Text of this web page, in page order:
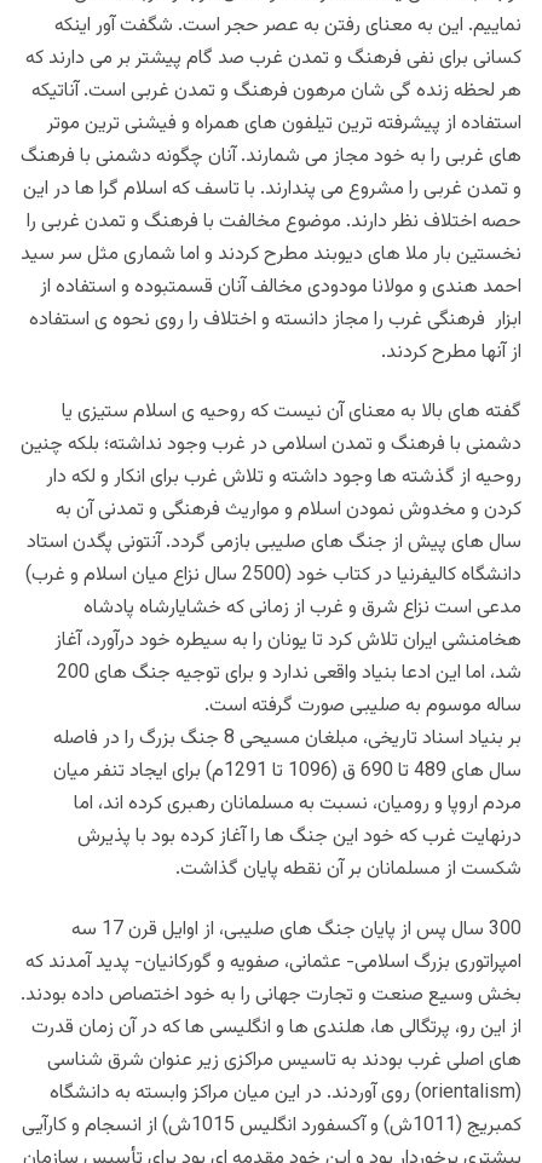
نماییم. این به معنای رفتن به عصر حجر است. شگفت آور اینکه
کسانی برای نفی فرهنگ و تمدن غرب صد گام پیشتر بر می دارند که
هر لحظه زنده گی شان مرهون فرهنگ و تمدن غربی است. آناتیکه
استفاده از پیشرفته ترین تیلفون های همراه و فیشنی ترین موتر
های غربی را به خود مجاز می شمارند. آنان چگونه دشمنی با فرهنگ
و تمدن غربی را مشروع می پندارند. با تاسف که اسلام گرا ها در این
حصه اختلاف نظر دارند. موضوع مخالفت با فرهنگ و تمدن غربی را
نخستین بار ملا های دیوبند مطرح کردند و اما شماری مثل سر سید
احمد هندی و مولانا مودودی مخالف آنان قسمتبوده و استفاده از
ابزار فرهنگی غرب را مجاز دانسته و اختلاف را روی نحوه ی استفاده
از آنها مطرح کردند‌.
گفته های بالا به معنای آن نیست که روحیه ی اسلام ستیزی یا
دشمنی با فرهنگ و تمدن اسلامی در غرب وجود نداشته؛ بلکه چنین
روحیه از گذشته ها وجود داشته و تلاش غرب برای انکار و لکه دار
کردن و مخدوش نمودن اسلام و مواریث فرهنگی و تمدنی آن به
سال های پیش از جنگ های صلیبی بازمی گردد. آنتونی پگدن استاد
دانشگاه کالیفرنیا در کتاب خود (2500 سال نزاع میان اسلام و غرب)
مدعی است نزاع شرق و غرب از زمانی که خشایارشاه پادشاه
هخامنشی ایران تلاش کرد تا یونان را به سیطره خود درآورد، آغاز
شد، اما این ادعا بنیاد واقعی ندارد و برای توجیه جنگ های 200
ساله موسوم به صلیبی صورت گرفته است.
بر بنیاد اسناد تاریخی، مبلغان مسیحی 8 جنگ بزرگ را در فاصله
سال های 489 تا 690 ق (1096 تا 1291م) برای ایجاد تنفر میان
مردم اروپا و رومیان، نسبت به مسلمانان رهبری کرده اند، اما
درنهایت غرب که خود این جنگ ها را آغاز کرده بود با پذیرش
شکست از مسلمانان بر آن نقطه پایان گذاشت.
300 سال پس از پایان جنگ های صلیبی، از اوایل قرن 17 سه
امپراتوری بزرگ اسلامی- عثمانی، صفویه و گورکانیان- پدید آمدند که
بخش وسیع صنعت و تجارت جهانی را به خود اختصاص داده بودند.
از این رو، پرتگالی ها، هلندی ها و انگلیسی ها که در آن زمان قدرت
های اصلی غرب بودند به تاسیس مراکزی زیر عنوان شرق شناسی
(orientalism) روی آوردند. در این میان مراکز وابسته به دانشگاه
کمبریج (1011ش) و آکسفورد انگلیس 1015ش) از انسجام و کارآیی